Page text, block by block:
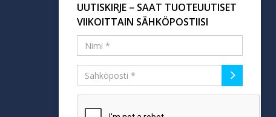
UUTISKIRJE – SAAT TUOTEUUTISET
VIIKOITTAIN SÄHKÖPOSTIISI